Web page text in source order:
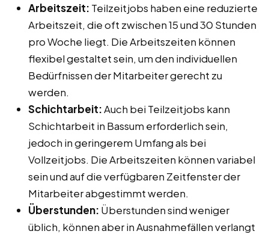
Arbeitszeit: Teilzeitjobs haben eine reduzierte
Arbeitszeit, die oft zwischen 15 und 30 Stunden
pro Woche liegt. Die Arbeitszeiten können
flexibel gestaltet sein, um den individuellen
Bedürfnissen der Mitarbeiter gerecht zu
werden.
Schichtarbeit:Auch bei Teilzeitjobs kann
Schichtarbeit in Bassum erforderlich sein,
jedoch in geringerem Umfang als bei
Vollzeitjobs. Die Arbeitszeiten können variabel
sein und auf die verfügbaren Zeitfenster der
Mitarbeiter abgestimmt werden.
Überstunden: Überstunden sind weniger
üblich, können aber in Ausnahmefällen verlangt